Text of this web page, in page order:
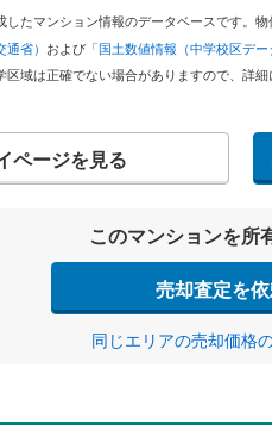
たマンション情報のデータベースです。
省） および 「国土数値情報（中学校区デ
域は正確でない場合がありますので、詳
ページを見る
このマンションを所
売却査定を
同じエリアの売却価格